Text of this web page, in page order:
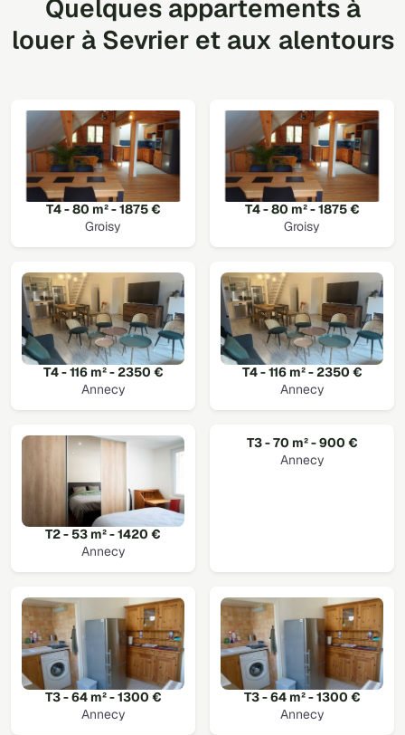
Quelques appartements à
louer à Sevrier et aux alentours
T4 - 80 m² - 1875 €
Groisy
T4 - 80 m² - 1875 €
Groisy
T4 - 116 m² - 2350 €
Annecy
T4 - 116 m² - 2350 €
Annecy
T2 - 53 m² - 1420 €
Annecy
T3 - 70 m² - 900 €
Annecy
T3 - 64 m² - 1300 €
Annecy
T3 - 64 m² - 1300 €
Annecy